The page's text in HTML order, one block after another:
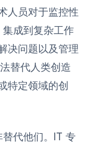
人员对于监控性
成到复杂工作
决问题以及管理
替代人类创造
特定领域的创
代他们。IT 专